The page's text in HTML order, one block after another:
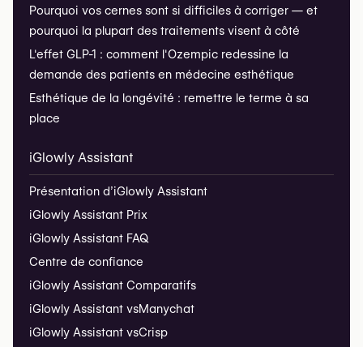
Pourquoi vos cernes sont si difficiles à corriger — et
pourquoi la plupart des traitements visent à côté
L'effet GLP-1 : comment l'Ozempic redessine la
demande des patients en médecine esthétique
Esthétique de la longévité : remettre le terme à sa
place
iGlowly Assistant
Présentation d’iGlowly Assistant
iGlowly Assistant Prix
iGlowly Assistant FAQ
Centre de confiance
iGlowly Assistant Comparatifs
iGlowly Assistant vsManychat
iGlowly Assistant vsCrisp